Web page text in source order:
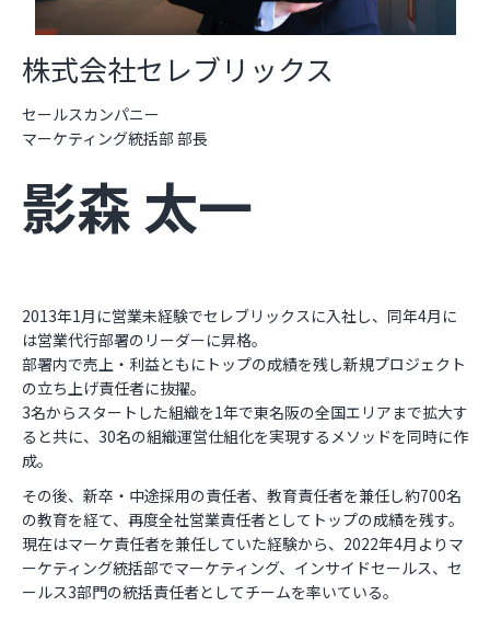
株式会社セレブリックス
セールスカンパニー
マーケティング統括部 部長
影森 太一
2013年1月に営業未経験でセレブリックスに入社し、同年4月に
は営業代行部署のリーダーに昇格。
部署内で売上・利益ともにトップの成績を残し新規プロジェクト
の立ち上げ責任者に抜擢。
3名からスタートした組織を1年で東名阪の全国エリアまで拡大す
ると共に、30名の組織運営仕組化を実現するメソッドを同時に作
成。
その後、新卒・中途採用の責任者、教育責任者を兼任し約700名
の教育を経て、再度全社営業責任者としてトップの成績を残す。
現在はマーケ責任者を兼任していた経験から、2022年4月よりマ
ーケティング統括部でマーケティング、インサイドセールス、セ
ールス3部門の統括責任者としてチームを率いている。